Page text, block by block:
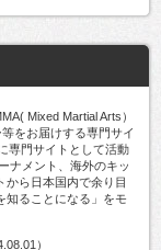
Mixed Martial Arts）
をお届けする専門サイ
専門サイトとして活動
ナメント、海外のキッ
から日本国内で余り目
知ることになる」をモ
）